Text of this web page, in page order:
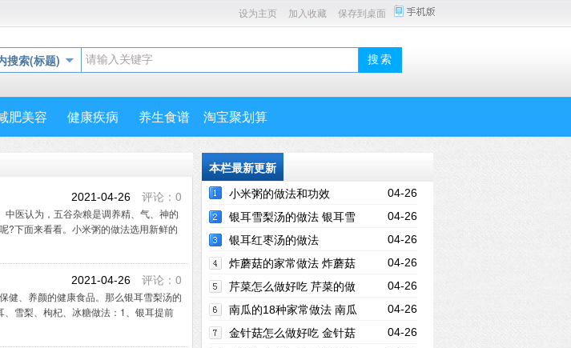
设为主页 加入收藏 保存到桌面
搜索(标题)
肥美容 健康疾病 养生食谱 淘宝聚划算
2021-04-26 评论：0
中医认为，五谷杂粮是调养精、气、神的
?下面来看看。小米粥的做法选用新鲜的
2021-04-26 评论：0
健、养颜的健康食品。那么银耳雪梨汤的
雪梨、枸杞、冰糖做法：1、银耳提前
本栏最新更新
04-26
小米粥的做法和功效
04-26
银耳雪梨汤的做法 银耳雪
梨汤怎么做
04-26
银耳红枣汤的做法
04-26
炸蘑菇的家常做法 炸蘑菇
的正确做法
04-26
芹菜怎么做好吃 芹菜的做
法大全
04-26
南瓜的18种家常做法 南瓜
的家常做法大全
04-26
金针菇怎么做好吃 金针菇